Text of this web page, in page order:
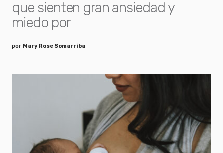
que sienten gran ansiedad y
miedo por
por Mary Rose Somarriba